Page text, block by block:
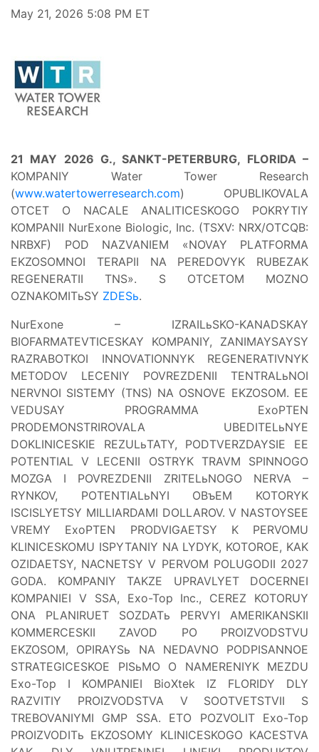
May 21, 2026 5:08 PM ET
21 MAY 2026 G., SANKT-PETERBURG, FLORIDA –
KOMPANIY Water Tower Research
(www.watertowerresearch.com) OPUBLIKOVALA
OTCET O NACALE ANALITICESKOGO POKRYTIY
KOMPANII NurExone Biologic, Inc. (TSXV: NRX/OTCQB:
NRBXF) POD NAZVANIEM «NOVAY PLATFORMA
EKZOSOMNOI TERAPII NA PEREDOVYK RUBEZAK
REGENERATII TNS». S OTCETOM MOZNO
OZNAKOMITьSY ZDESь.
NurExone – IZRAILьSKO-KANADSKAY
BIOFARMATEVTICESKAY KOMPANIY, ZANIMAYSAYSY
RAZRABOTKOI INNOVATIONNYK REGENERATIVNYK
METODOV LECENIY POVREZDENII TENTRALьNOI
NERVNOI SISTEMY (TNS) NA OSNOVE EKZOSOM. EE
VEDUSAY PROGRAMMA ExoPTEN
PRODEMONSTRIROVALA UBEDITELьNYE
DOKLINICESKIE REZULьTATY, PODTVERZDAYSIE EE
POTENTIAL V LECENII OSTRYK TRAVM SPINNOGO
MOZGA I POVREZDENII ZRITELьNOGO NERVA –
RYNKOV, POTENTIALьNYI OBъEM KOTORYK
ISCISLYETSY MILLIARDAMI DOLLAROV. V NASTOYSEE
VREMY ExoPTEN PRODVIGAETSY K PERVOMU
KLINICESKOMU ISPYTANIY NA LYDYK, KOTOROE, KAK
OZIDAETSY, NACNETSY V PERVOM POLUGODII 2027
GODA. KOMPANIY TAKZE UPRAVLYET DOCERNEI
KOMPANIEI V SSA, Exo-Top Inc., CEREZ KOTORUY
ONA PLANIRUET SOZDATь PERVYI AMERIKANSKII
KOMMERCESKII ZAVOD PO PROIZVODSTVU
EKZOSOM, OPIRAYSь NA NEDAVNO PODPISANNOE
STRATEGICESKOE PISьMO O NAMERENIYK MEZDU
Exo-Top I KOMPANIEI BioXtek IZ FLORIDY DLY
RAZVITIY PROIZVODSTVA V SOOTVETSTVII S
TREBOVANIYMI GMP SSA. ETO POZVOLIT Exo-Top
PROIZVODITь EKZOSOMY KLINICESKOGO KACESTVA